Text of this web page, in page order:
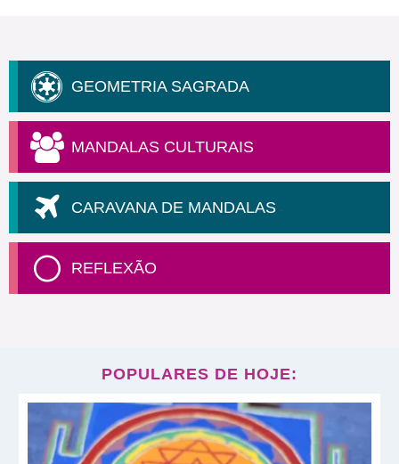
GEOMETRIA SAGRADA
MANDALAS CULTURAIS
CARAVANA DE MANDALAS
REFLEXÃO
POPULARES DE HOJE: